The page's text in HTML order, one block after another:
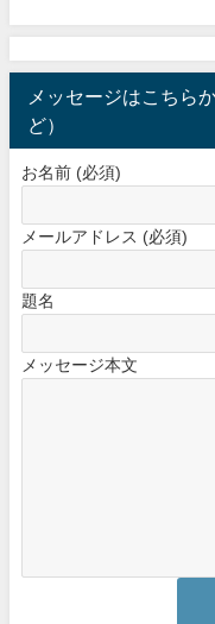
メッセージはこちら
ど）
お名前 (必須)
メールアドレス (必須)
題名
メッセージ本文